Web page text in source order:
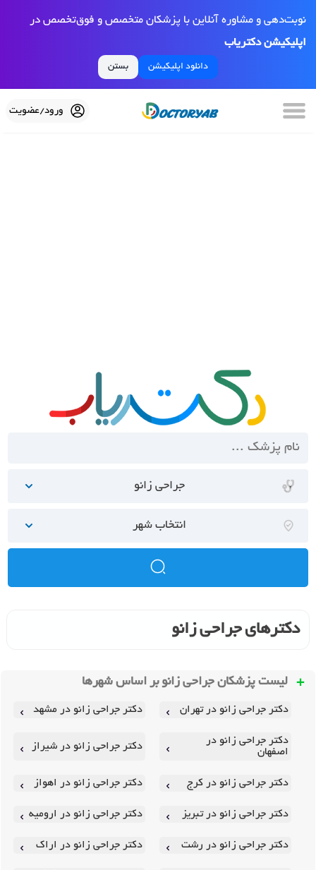
نوبت‌دهی و مشاوره آنلاین با پزشکان متخصص و فوق‌تخصص در
اپلیکیشن دکتریاب
دانلود اپلیکیشن بستن
ورود/عضویت
جراحی زانو
انتخاب شهر
دکترهای جراحی زانو
لیست پزشکان جراحی زانو بر اساس شهرها
دکتر جراحی زانو در تهران دکتر جراحی زانو در مشهد
دکتر جراحی زانو در
اصفهان
دکتر جراحی زانو در شیراز
دکتر جراحی زانو در کرج دکتر جراحی زانو در اهواز
دکتر جراحی زانو در تبریز دکتر جراحی زانو در ارومیه
دکتر جراحی زانو در رشت دکتر جراحی زانو در اراک